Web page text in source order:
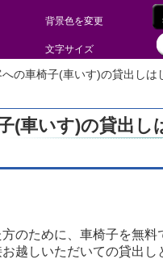
背景色を変更
文字サイズ
の車椅子(車いす)の貸出しは
(車いす)の貸出し
のために、車椅子を無料
越しいただいての貸出